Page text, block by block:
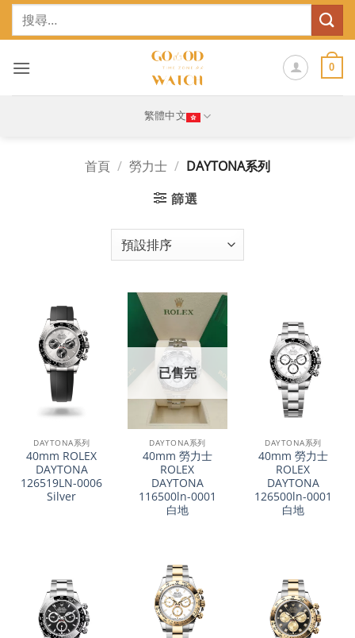
Skip
鍵
0
繁體中文
首頁 / 勞力士 / DAYTONA系列
篩選
DAYTONA系列
40mm ROLEX
DAYTONA
126519LN-0006
Silver
已售完
DAYTONA系列
40mm 勞力士
ROLEX
DAYTONA
116500ln-0001
白地
DAYTONA系列
40mm 勞力士
ROLEX
DAYTONA
126500ln-0001
白地